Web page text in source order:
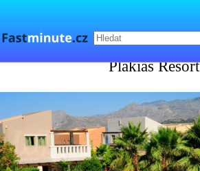
Plakias Resort
Plakias Resort